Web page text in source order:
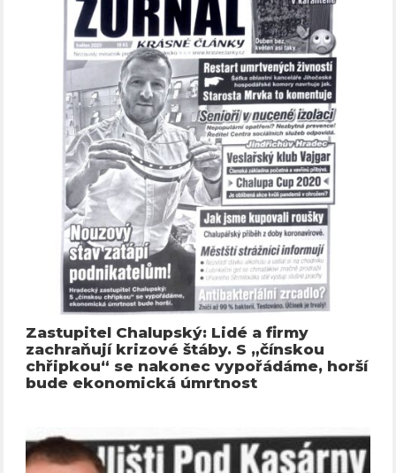
Zastupitel Chalupský: Lidé a firmy
zachraňují krizové štáby. S „čínskou
chřipkou“ se nakonec vypořádáme, horší
bude ekonomická úmrtnost